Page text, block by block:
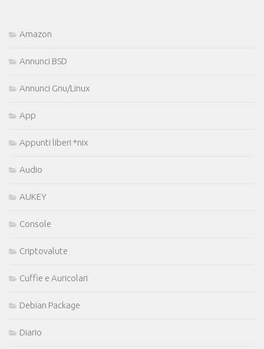
Amazon
Annunci BSD
Annunci Gnu/Linux
App
Appunti liberi *nix
Audio
AUKEY
Console
Criptovalute
Cuffie e Auricolari
Debian Package
Diario